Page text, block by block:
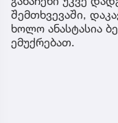
შემთხვევაში,
ხოლო ანასტასია
ემუქრებათ.